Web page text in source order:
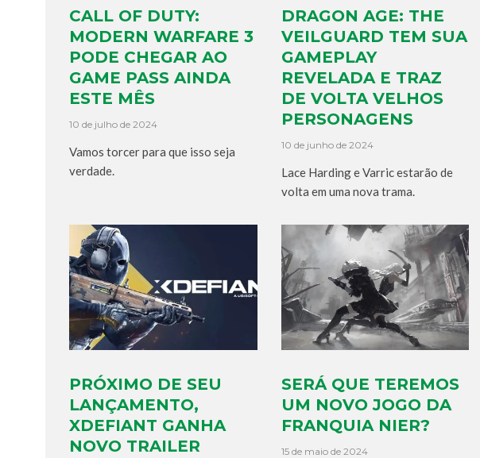
CALL OF DUTY:
MODERN WARFARE 3
PODE CHEGAR AO
GAME PASS AINDA
ESTE MÊS
10 de julho de 2024
Vamos torcer para que isso seja
verdade.
DRAGON AGE: THE
VEILGUARD TEM SUA
GAMEPLAY
REVELADA E TRAZ
DE VOLTA VELHOS
PERSONAGENS
10 de junho de 2024
Lace Harding e Varric estarão de
volta em uma nova trama.
PRÓXIMO DE SEU
LANÇAMENTO,
XDEFIANT GANHA
NOVO TRAILER
SERÁ QUE TEREMOS
UM NOVO JOGO DA
FRANQUIA NIER?
15 de maio de 2024